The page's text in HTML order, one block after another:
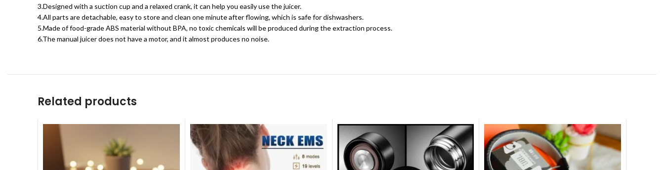
3.Designed with a suction cup and a relaxed crank, it can help you easily use the juicer.
4.All parts are detachable, easy to store and clean one minute after flowing, which is safe for dishwashers.
5.Made of food-grade ABS material without BPA, no toxic chemicals will be produced during the extraction process.
6.The manual juicer does not have a motor, and it almost produces no noise.
Related products